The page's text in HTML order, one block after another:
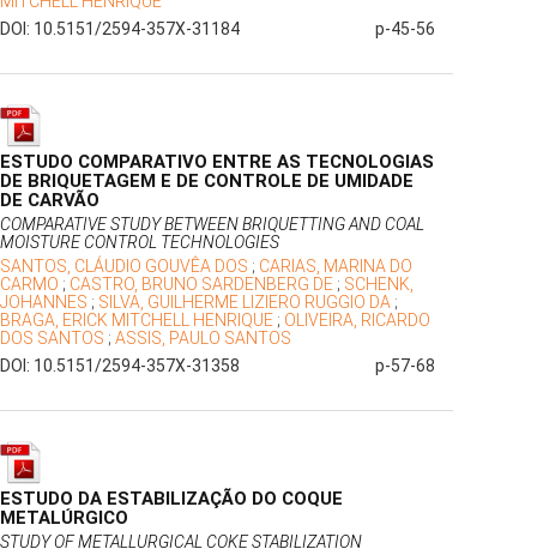
DOI: 10.5151/2594-357X-31184
p-45-56
ESTUDO COMPARATIVO ENTRE AS TECNOLOGIAS
DE BRIQUETAGEM E DE CONTROLE DE UMIDADE
DE CARVÃO
COMPARATIVE STUDY BETWEEN BRIQUETTING AND COAL
MOISTURE CONTROL TECHNOLOGIES
SANTOS, CLÁUDIO GOUVÊA DOS ; CARIAS, MARINA DO
CARMO ; CASTRO, BRUNO SARDENBERG DE ; SCHENK,
JOHANNES ; SILVA, GUILHERME LIZIERO RUGGIO DA ;
BRAGA, ERICK MITCHELL HENRIQUE ; OLIVEIRA, RICARDO
DOS SANTOS ; ASSIS, PAULO SANTOS
DOI: 10.5151/2594-357X-31358
p-57-68
ESTUDO DA ESTABILIZAÇÃO DO COQUE
METALÚRGICO
STUDY OF METALLURGICAL COKE STABILIZATION